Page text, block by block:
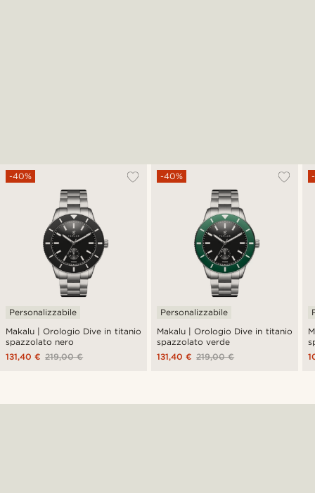
Makalu | Orologio Dive in titanio
spazzolato nero
-40%
Personalizzabile
219,00 €
131,40 €
Makalu | Orologio Dive in titanio
spazzolato verde
-40%
Personalizzabile
219,00 €
131,40 €